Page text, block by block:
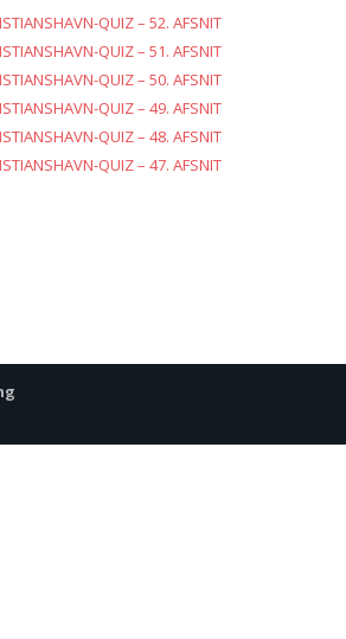
QUIZ – 52. AFSNIT
QUIZ – 51. AFSNIT
QUIZ – 50. AFSNIT
QUIZ – 49. AFSNIT
QUIZ – 48. AFSNIT
QUIZ – 47. AFSNIT